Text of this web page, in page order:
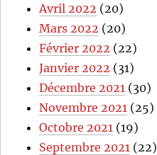
Avril 2022 (20)
Mars 2022 (20)
Février 2022 (22)
Janvier 2022 (31)
Décembre 2021 (30)
Novembre 2021 (25)
Octobre 2021 (19)
Septembre 2021 (22)